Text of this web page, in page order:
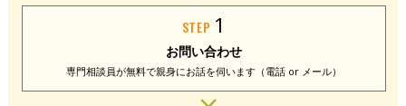
STEP 1
お問い合わせ
専門相談員が無料で親身にお話を伺います（電話 or メール）